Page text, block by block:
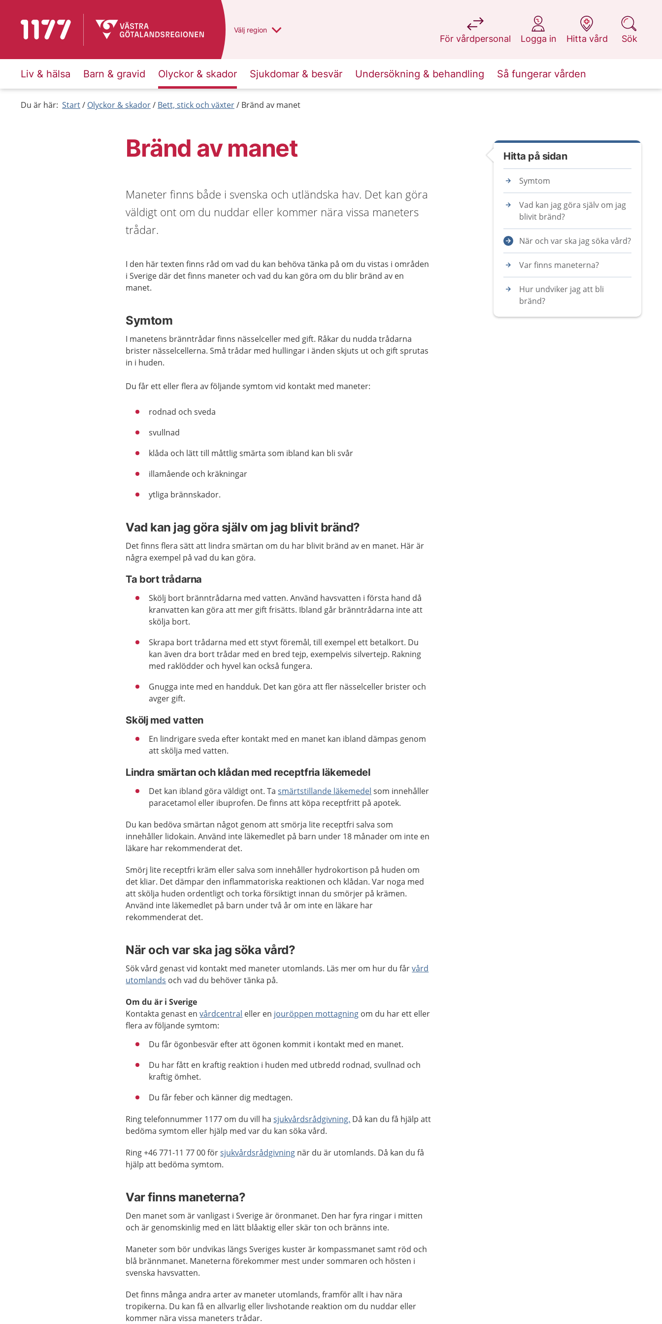
Till startsidan för 1177 Du har valt region
Välj en annan
region
För vårdpersonal
på 1177.se
Logga in
på 1177.se
Hitta vård
på 1177.se
Sök
på 1177.se
Liv & hälsa Barn & gravid Olyckor & skador Sjukdomar & besvär Undersökning & behandling Så fungerar vården
Du är här: Start Olyckor & skador Bett, stick och växter Bränd av manet
Bränd av manet
Maneter finns både i svenska och utländska hav. Det kan göra
väldigt ont om du nuddar eller kommer nära vissa maneters
trådar.
I den här texten finns råd om vad du kan behöva tänka på om du vistas i områden
i Sverige där det finns maneter och vad du kan göra om du blir bränd av en
manet.
Symtom
I manetens bränntrådar finns nässelceller med gift. Råkar du nudda trådarna
brister nässelcellerna. Små trådar med hullingar i änden skjuts ut och gift sprutas
in i huden.
Du får ett eller flera av följande symtom vid kontakt med maneter:
rodnad och sveda
svullnad
klåda och lätt till måttlig smärta som ibland kan bli svår
illamående och kräkningar
ytliga brännskador.
Vad kan jag göra själv om jag blivit bränd?
Det finns flera sätt att lindra smärtan om du har blivit bränd av en manet. Här är
några exempel på vad du kan göra.
Ta bort trådarna
Skölj bort bränntrådarna med vatten. Använd havsvatten i första hand då
kranvatten kan göra att mer gift frisätts. Ibland går bränntrådarna inte att
skölja bort.
Skrapa bort trådarna med ett styvt föremål, till exempel ett betalkort. Du
kan även dra bort trådar med en bred tejp, exempelvis silvertejp. Rakning
med raklödder och hyvel kan också fungera.
Gnugga inte med en handduk. Det kan göra att fler nässelceller brister och
avger gift.
Skölj med vatten
En lindrigare sveda efter kontakt med en manet kan ibland dämpas genom
att skölja med vatten.
Lindra smärtan och klådan med receptfria läkemedel
Det kan ibland göra väldigt ont. Tasmärtstillande läkemedel som innehåller
paracetamol eller ibuprofen. De finns att köpa receptfritt på apotek.
Du kan bedöva smärtan något genom att smörja lite receptfri salva som
innehåller lidokain. Använd inte läkemedlet på barn under 18 månader om inte en
läkare har rekommenderat det.
Smörj lite receptfri kräm eller salva som innehåller hydrokortison på huden om
det kliar. Det dämpar den inflammatoriska reaktionen och klådan. Var noga med
att skölja huden ordentligt och torka försiktigt innan du smörjer på krämen.
Använd inte läkemedlet på barn under två år om inte en läkare har
rekommenderat det.
När och var ska jag söka vård?
Sök vård genast vid kontakt med maneter utomlands. Läs mer om hur du fårvård
utomlands och vad du behöver tänka på.
Om du är i Sverige
Kontakta genast envårdcentral eller en jouröppen mottagning om du har ett eller
flera av följande symtom:
Du får ögonbesvär efter att ögonen kommit i kontakt med en manet.
Du har fått en kraftig reaktion i huden med utbredd rodnad, svullnad och
kraftig ömhet.
Du får feber och känner dig medtagen.
Ring telefonnummer 1177 om du vill hasjukvårdsrådgivning. Då kan du få hjälp att
bedöma symtom eller hjälp med var du kan söka vård.
Ring +46 771-11 77 00 försjukvårdsrådgivning när du är utomlands. Då kan du få
hjälp att bedöma symtom.
Var finns maneterna?
Den manet som är vanligast i Sverige är öronmanet. Den har fyra ringar i mitten
och är genomskinlig med en lätt blåaktig eller skär ton och bränns inte.
Maneter som bör undvikas längs Sveriges kuster är kompassmanet samt röd och
blå brännmanet. Maneterna förekommer mest under sommaren och hösten i
svenska havsvatten.
Det finns många andra arter av maneter utomlands, framför allt i hav nära
tropikerna. Du kan få en allvarlig eller livshotande reaktion om du nuddar eller
kommer nära vissa maneters trådar.
Hitta på sidan
Symtom
Vad kan jag göra själv om jag
blivit bränd?
När och var ska jag söka vård?
Var finns maneterna?
Hur undviker jag att bli
bränd?